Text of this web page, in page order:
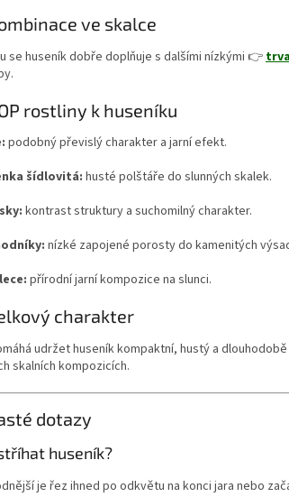
ve skalce
se huseník dobře doplňuje s dalšími nízkými 👉
rostliny k huseníku
podobný převislý charakter a jarní efekt.
šídlovitá: husté polštáře do slunných skalek.
kontrast struktury a suchomilný charakter.
nízké zapojené porosty do kamenitých
přírodní jarní kompozice na slunci.
charakter
udržet huseník kompaktní, hustý a
skalních kompozicích.
dotazy
huseník?
je řez ihned po odkvětu na konci jara nebo